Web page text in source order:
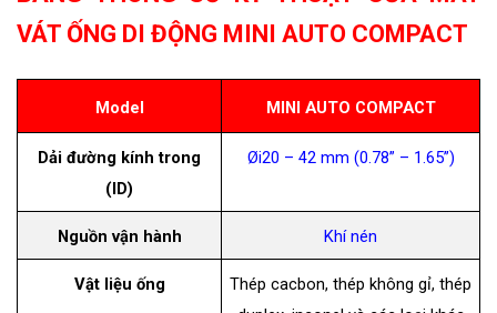
VÁT ỐNG DI ĐỘNG MINI AUTO COMPACT
Model MINI AUTO COMPACT
Dải đường kính trong
(ID)
Øi20 – 42 mm (0.78” – 1.65”)
Nguồn vận hành Khí nén
Vật liệu ống
Thép cacbon, thép không gỉ, thép